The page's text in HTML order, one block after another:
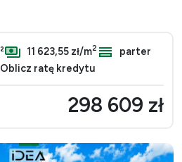
11 623,55 zł/m2
parter
Oblicz ratę kredytu
298 609 zł